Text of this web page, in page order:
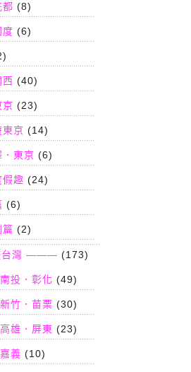
都 (8)
度 (6)
西 (40)
京 (23)
東京 (14)
東京 (6)
假趣 (24)
(6)
篇 (2)
台灣 ——— (173)
投．彰化 (49)
竹．苗栗 (30)
雄．屏東 (23)
義 (10)